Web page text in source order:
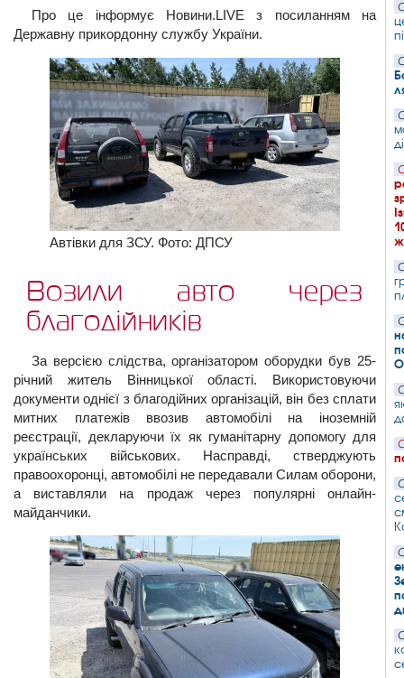
Про це інформує Новини.LIVE з посиланням на
Державну прикордонну службу України.
Автівки для ЗСУ. Фото: ДПСУ
Возили авто через
благодійників
За версією слідства, організатором оборудки був 25-
річний житель Вінницької області. Використовуючи
документи однієї з благодійних організацій, він без сплати
митних платежів ввозив автомобілі на іноземній
реєстрації, декларуючи їх як гуманітарну допомогу для
українських військових. Насправді, стверджують
правоохоронці, автомобілі не передавали Силам оборони,
а виставляли на продаж через популярні онлайн-
майданчики.